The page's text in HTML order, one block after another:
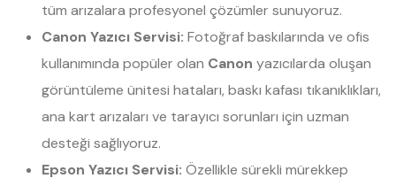
tüm arızalara profesyonel çözümler sunuyoruz.
Canon Yazıcı Servisi: Fotoğraf baskılarında ve ofis
kullanımında popüler olan Canon yazıcılarda oluşan
görüntüleme ünitesi hataları, baskı kafası tıkanıklıkları,
ana kart arızaları ve tarayıcı sorunları için uzman
desteği sağlıyoruz.
Epson Yazıcı Servisi: Özellikle sürekli mürekkep